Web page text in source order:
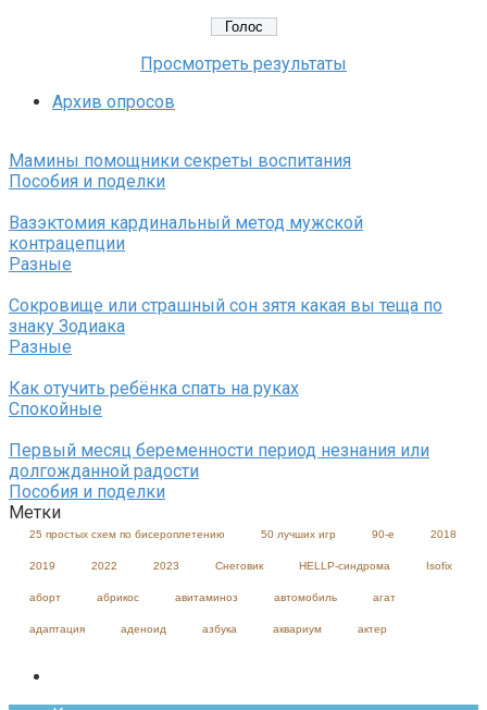
Просмотреть результаты
Архив опросов
Мамины помощники секреты воспитания
Пособия и поделки
Вазэктомия кардинальный метод мужской
контрацепции
Разные
Сокровище или страшный сон зятя какая вы теща по
знаку Зодиака
Разные
Как отучить ребёнка спать на руках
Спокойные
Первый месяц беременности период незнания или
долгожданной радости
Пособия и поделки
Метки
25 простых схем по бисероплетению 50 лучших игр 90-е 2018
2019 2022 2023 Cнеговик HELLP-синдрома Isofix
аборт абрикос авитаминоз автомобиль агат
адаптация аденоид азбука аквариум актер